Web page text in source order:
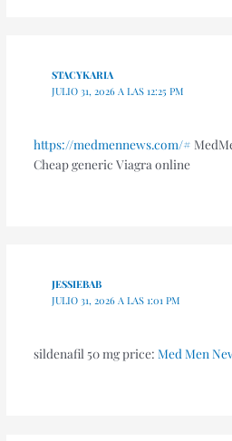
STACYKARIA
JULIO 31, 2026 A LAS 12:25 PM
https://medmennews.com/#
Cheap generic Viagra online
JESSIEBAB
JULIO 31, 2026 A LAS 1:01 PM
sildenafil 50 mg price: Med Men